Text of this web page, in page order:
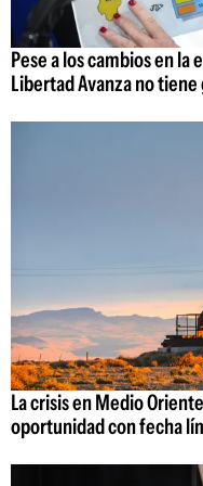
Pese a los cambios en
Libertad Avanza no
La crisis en Medio
oportunidad con fecha